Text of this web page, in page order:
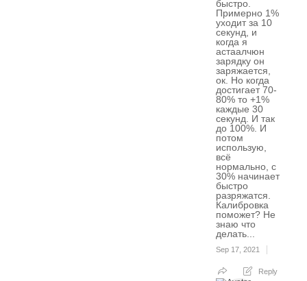
быстро.
Примерно 1%
уходит за 10
секунд, и
когда я
астаалчюн
зарядку он
заряжается,
ок. Но когда
достигает 70-
80% то +1%
каждые 30
секунд. И так
до 100%. И
потом
использую,
всё
нормально, с
30% начинает
быстро
разряжатся.
Калибровка
поможет? Не
знаю что
делать...
Sep 17, 2021
Reply